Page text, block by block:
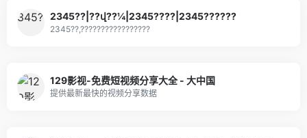
2345??|??վ??¼|2345????|2345??????
2345??,?????????????????
129影视-免费短视频分享大全 - 大中国
提供最新最快的视频分享数据